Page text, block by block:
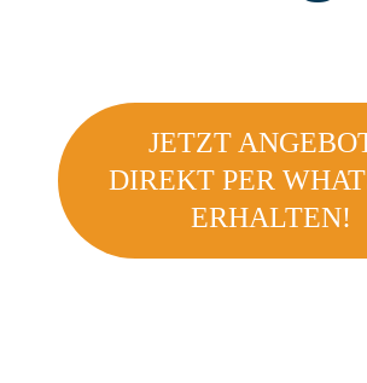
JETZT
DIREKT PER
ERHALTEN!